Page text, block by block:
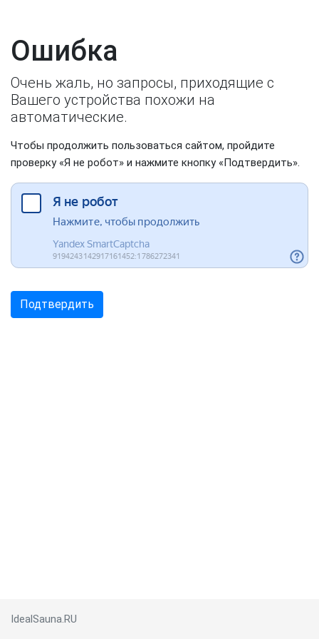
Ошибка
Очень жаль, но запросы, приходящие с
Вашего устройства похожи на
автоматические.
Чтобы продолжить пользоваться сайтом, пройдите
проверку «Я не робот» и нажмите кнопку «Подтвердить».
IdealSauna.RU